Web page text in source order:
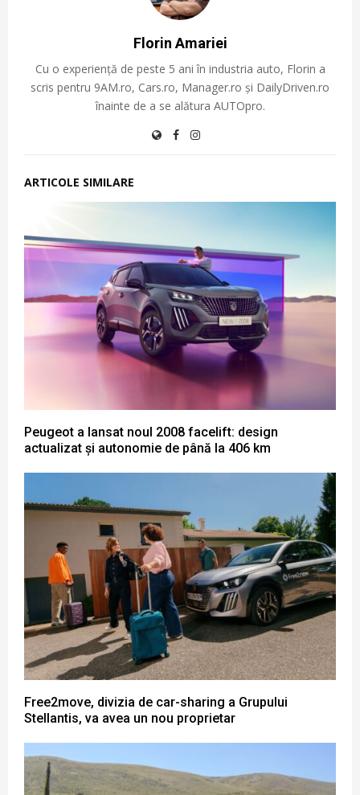
Florin Amariei
Cu o experiență de peste 5 ani în industria auto, Florin a
scris pentru 9AM.ro, Cars.ro, Manager.ro și DailyDriven.ro
înainte de a se alătura AUTOpro.
ARTICOLE SIMILARE
Peugeot a lansat noul 2008 facelift: design
actualizat și autonomie de până la 406 km
Free2move, divizia de car-sharing a Grupului
Stellantis, va avea un nou proprietar